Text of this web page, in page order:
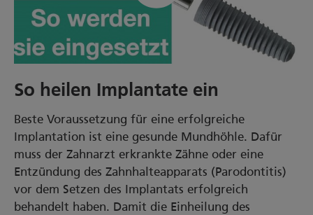
00:00/01:00
So heilen Implantate ein
Beste Voraussetzung für eine erfolgreiche
Implantation ist eine gesunde Mundhöhle. Dafür
muss der Zahnarzt erkrankte Zähne oder eine
Entzündung des Zahnhalteapparats (Parodontitis)
vor dem Setzen des Implantats erfolgreich
behandelt haben. Damit die Einheilung des